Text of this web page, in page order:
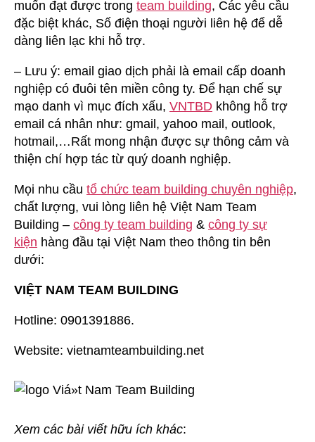
muốn đạt được trong team building, Các yêu cầu
đặc biệt khác, Số điện thoại người liên hệ để dễ
dàng liên lạc khi hỗ trợ.
– Lưu ý: email giao dịch phải là email cấp doanh
nghiệp có đuôi tên miền công ty. Để hạn chế sự
mạo danh vì mục đích xấu, VNTBD không hỗ trợ
email cá nhân như: gmail, yahoo mail, outlook,
hotmail,…Rất mong nhận được sự thông cảm và
thiện chí hợp tác từ quý doanh nghiệp.
Mọi nhu cầu tổ chức team building chuyên nghiệp,
chất lượng, vui lòng liên hệ Việt Nam Team
Building – công ty team building & công ty sự
kiện hàng đầu tại Việt Nam theo thông tin bên
dưới:
VIỆT NAM TEAM BUILDING
Hotline: 0901391886.
Website: vietnamteambuilding.net
Xem các bài viết hữu ích khác: